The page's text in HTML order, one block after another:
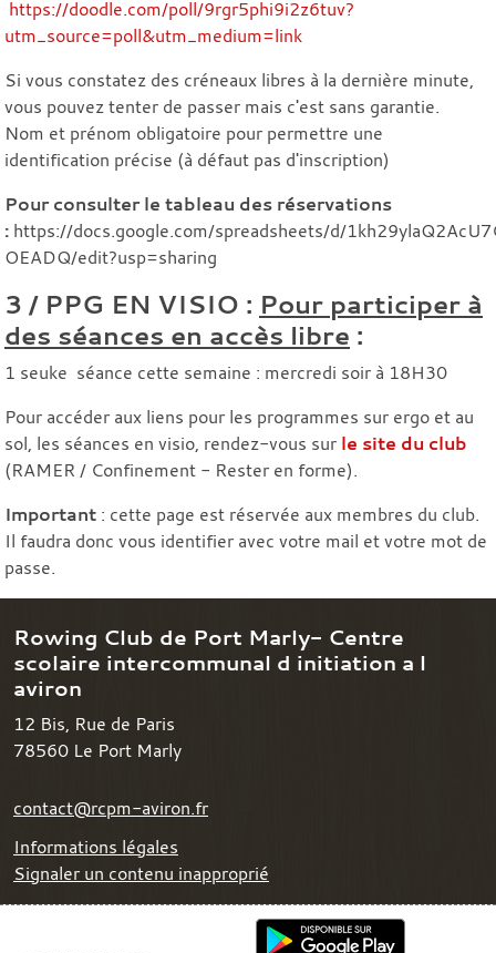
https://doodle.com/poll/9rgr5phi9i2z6tuv?
utm_source=poll&utm_medium=link
Si vous constatez des créneaux libres à la dernière minute,
vous pouvez tenter de passer mais c'est sans garantie.
Nom et prénom obligatoire pour permettre une
identification précise (à défaut pas d'inscription)
Pour consulter le tableau des réservations
: https://docs.google.com/spreadsheets/d/
OEADQ/edit?usp=sharing
3 / PPG EN VISIO : Pour participer à
des séances en accès libre :
1 seuke séance cette semaine : mercredi soir à 18H30
Pour accéder aux liens pour les programmes sur ergo et au
sol, les séances en visio, rendez-vous sur le site du club
(RAMER / Confinement - Rester en forme).
Important : cette page est réservée aux membres du club.
Il faudra donc vous identifier avec votre mail et votre mot de
passe.
Rowing Club de Port Marly- Centre
scolaire intercommunal d initiation a l
aviron
12 Bis, Rue de Paris
78560 Le Port Marly
contact@rcpm-aviron.fr
Informations légales
Signaler un contenu inapproprié